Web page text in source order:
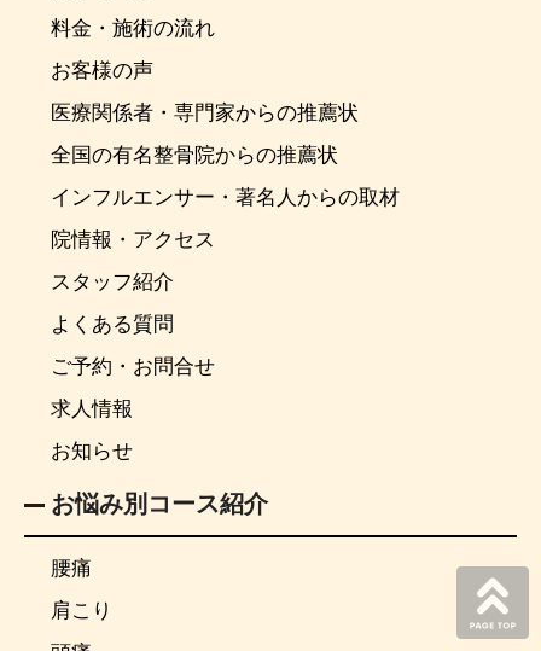
料金・施術の流れ
お客様の声
医療関係者・専門家からの推薦状
全国の有名整骨院からの推薦状
インフルエンサー・著名人からの取材
院情報・アクセス
スタッフ紹介
よくある質問
ご予約・お問合せ
求人情報
お知らせ
お悩み別コース紹介
腰痛
肩こり